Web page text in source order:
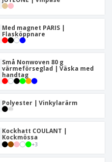
Med magnet PARIS |
Flasköppnare
Små Nonwoven 80 g
värmeförseglad | Väska med
handtag
Polyester | Vinkylarärm
Kockhatt COULANT |
Kockmössa
+3